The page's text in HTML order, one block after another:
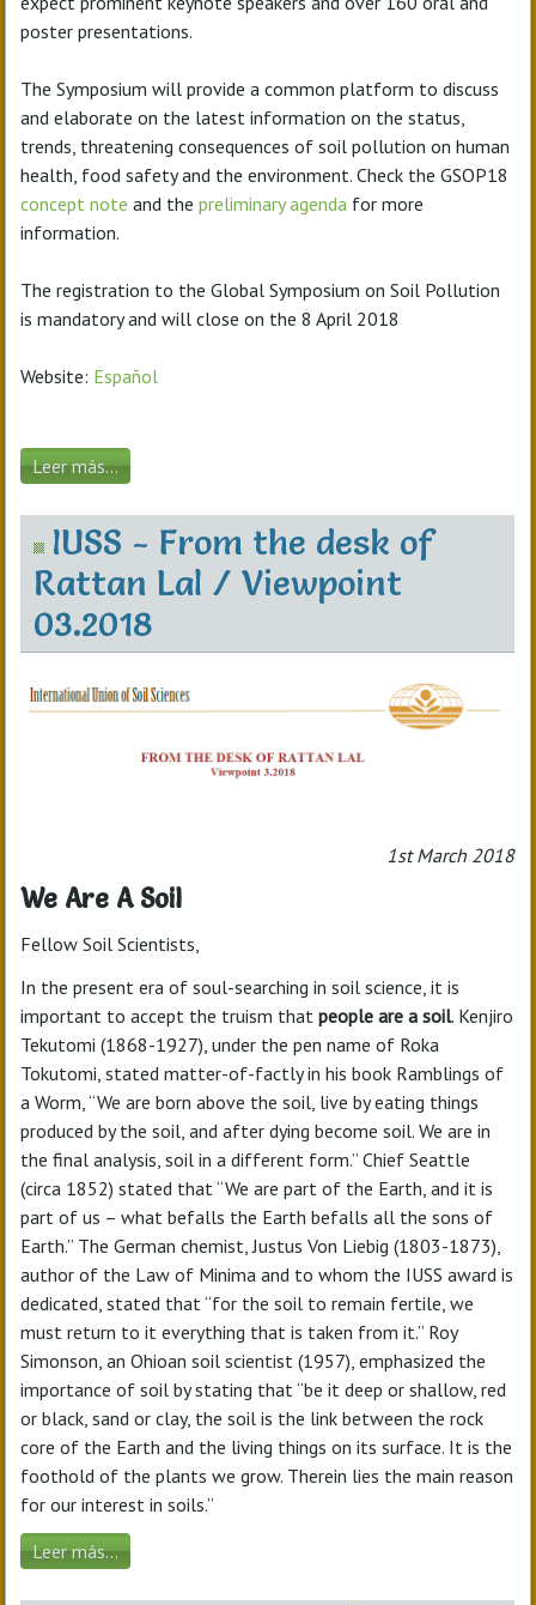
poster presentations.
The Symposium will provide a common platform to discuss
and elaborate on the latest information on the status,
trends, threatening consequences of soil pollution on human
health, food safety and the environment. Check the GSOP18
concept note and thepreliminary agenda for more
information.
The registration to the Global Symposium on Soil Pollution
is mandatory and will close on the 8 April 2018
Website: Español
Leer más...
IUSS - From the desk of
Rattan Lal / Viewpoint
03.2018
1st March 2018
We Are A Soil
Fellow Soil Scientists,
In the present era of soul-searching in soil science, it is
important to accept the truism thatpeople are a soil. Kenjiro
Tekutomi (1868-1927), under the pen name of Roka
Tokutomi, stated matter-of-factly in his book Ramblings of
a Worm, “We are born above the soil, live by eating things
produced by the soil, and after dying become soil. We are in
the final analysis, soil in a different form.” Chief Seattle
(circa 1852) stated that “We are part of the Earth, and it is
part of us – what befalls the Earth befalls all the sons of
Earth.” The German chemist, Justus Von Liebig (1803-1873),
author of the Law of Minima and to whom the IUSS award is
dedicated, stated that “for the soil to remain fertile, we
must return to it everything that is taken from it.” Roy
Simonson, an Ohioan soil scientist (1957), emphasized the
importance of soil by stating that “be it deep or shallow, red
or black, sand or clay, the soil is the link between the rock
core of the Earth and the living things on its surface. It is the
foothold of the plants we grow. Therein lies the main reason
for our interest in soils.”
Leer más...